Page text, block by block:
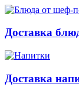
Доставка
Доставка